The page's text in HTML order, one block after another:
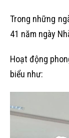
Trong những
41 năm ngày
Hoạt động
biểu như: